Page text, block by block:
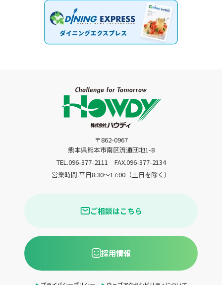
〒862-0967
熊本県熊本市南区流通団地1-8
TEL.096-377-2111
FAX.096-377-2134
営業時間.平日8:30〜17:00（土日を除く）
ご相談はこちら
採用情報